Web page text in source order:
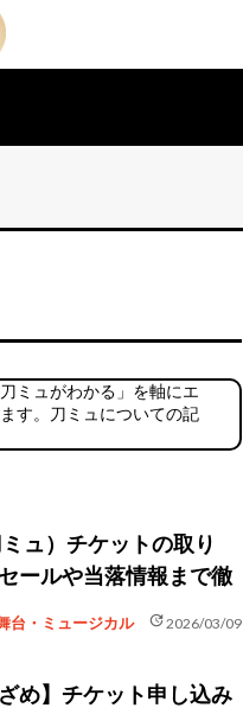
ミュがわかる」を軸にエ
す。刀ミュについての記
ュ）チケットの取り
ールや当落情報まで徹
台・ミュージカル update2026/03/09
め】チケット申し込み